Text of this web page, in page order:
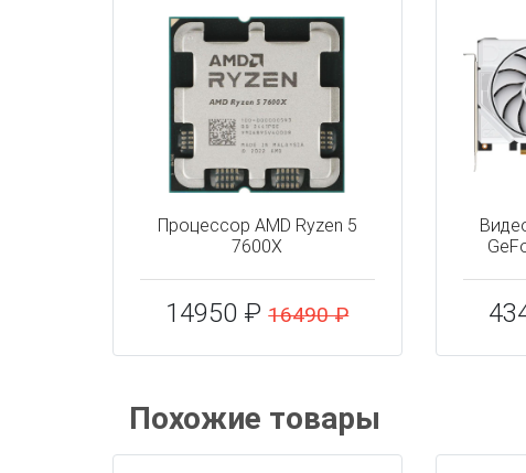
Процессор AMD Ryzen 5
7600X
14950 ₽16490 ₽
Похожие товары